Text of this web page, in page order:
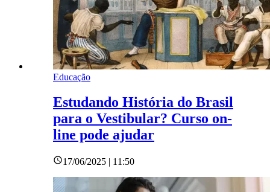
Educação
Estudando História do Brasil
para o Vestibular? Curso on-
line pode ajudar
17/06/2025 | 11:50